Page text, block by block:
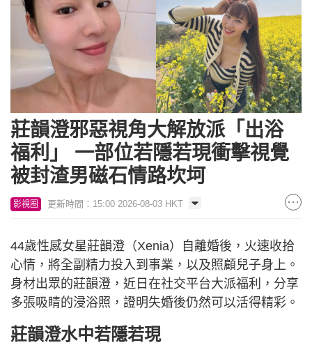
莊韻澄邪惡視角大解放派「出浴
福利」 一部位若隱若現衝擊視覺
被封渣男磁石情路坎坷
影視圈 更新時間：15:00 2026-08-03 HKT
44歲性感女星莊韻澄（Xenia）自離婚後，火速收拾
心情，將全副精力投入到事業，以及照顧兒子身上。
身材出眾的莊韻澄，近日在社交平台大派福利，分享
多張吸睛的浸浴照，證明失婚後仍然可以活得精彩。
莊韻澄水中若隱若現